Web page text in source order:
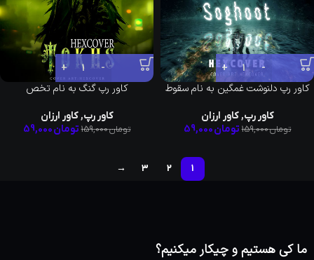
کاور رپ دلنوشت غمگین به نام سقوط
کاور رپ,کاور ارزان
تومان159,000 تومان
کاور رپ گنگ به نام تخص
کاور رپ,کاور ارزان
تومان159,000 تومان
۱ ۲ ۳ →
ما کی هستیم و چیکار میکنیم؟